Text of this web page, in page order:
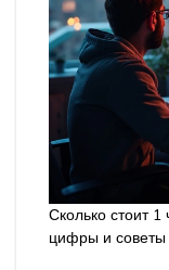
Сколько стоит
цифры и советы